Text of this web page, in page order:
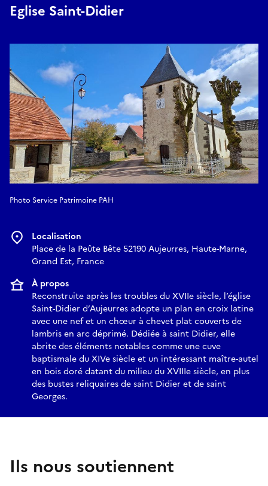
Eglise Saint-Didier
Photo Service Patrimoine PAH
Localisation
Place de la Peûte Bête 52190 Aujeurres, Haute-Marne,
Grand Est, France
À propos
Reconstruite après les troubles du XVIIe siècle, l’église
Saint-Didier d’Aujeurres adopte un plan en croix latine
avec une nef et un chœur à chevet plat couverts de
lambris en arc déprimé. Dédiée à saint Didier, elle
abrite des éléments notables comme une cuve
baptismale du XIVe siècle et un intéressant maître-autel
en bois doré datant du milieu du XVIIIe siècle, en plus
des bustes reliquaires de saint Didier et de saint
Georges.
Ils nous soutiennent